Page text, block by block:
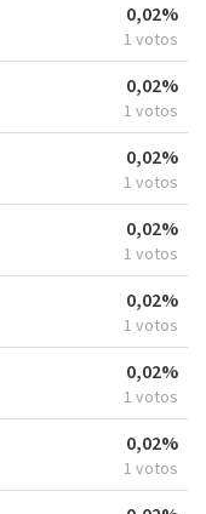
0,02%
1 votos
0,02%
1 votos
0,02%
1 votos
0,02%
1 votos
0,02%
1 votos
0,02%
1 votos
0,02%
1 votos